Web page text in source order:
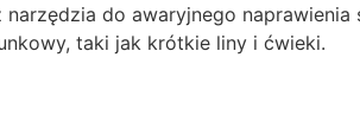
do awaryjnego
taki jak krótkie liny i ćwieki.